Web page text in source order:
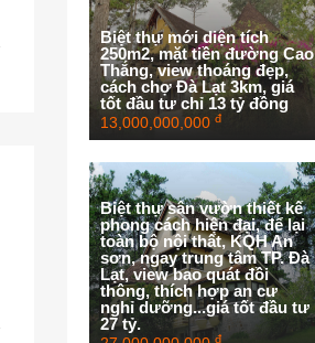
Biệt thự mới diện tích
250m2, mặt tiền đường Cao
Thắng, view thoáng đẹp,
cách chợ Đà Lạt 3km, giá
tốt đầu tư chỉ 13 tỷ đồng
13,000,000,000 đ
Biệt thự sân vườn thiết kế
phong cách hiện đại, để lại
toàn bộ nội thất, KQH An
sơn, ngay trung tâm TP. Đà
Lạt, view bao quát đồi
thông, thích hợp an cư
nghỉ dưỡng...giá tốt đầu tư
27 tỷ.
đ